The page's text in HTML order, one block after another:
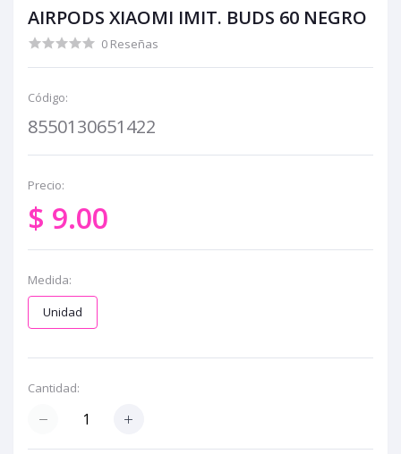
AIRPODS XIAOMI IMIT. BUDS 60 NEGRO
0 Reseñas
Código:
8550130651422
Precio:
$ 9.00
Medida:
Unidad
Cantidad: